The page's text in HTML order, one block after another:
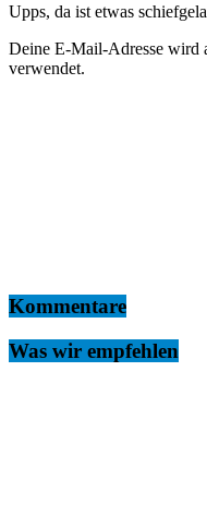
Upps, da ist etwas
Deine E-Mail-Adresse wird
verwendet.
Kommentare
Was wir empfehlen